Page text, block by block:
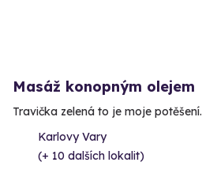
Masáž konopným olejem
Travička zelená to je moje potěšení.
Karlovy Vary
(+ 10 dalších lokalit)